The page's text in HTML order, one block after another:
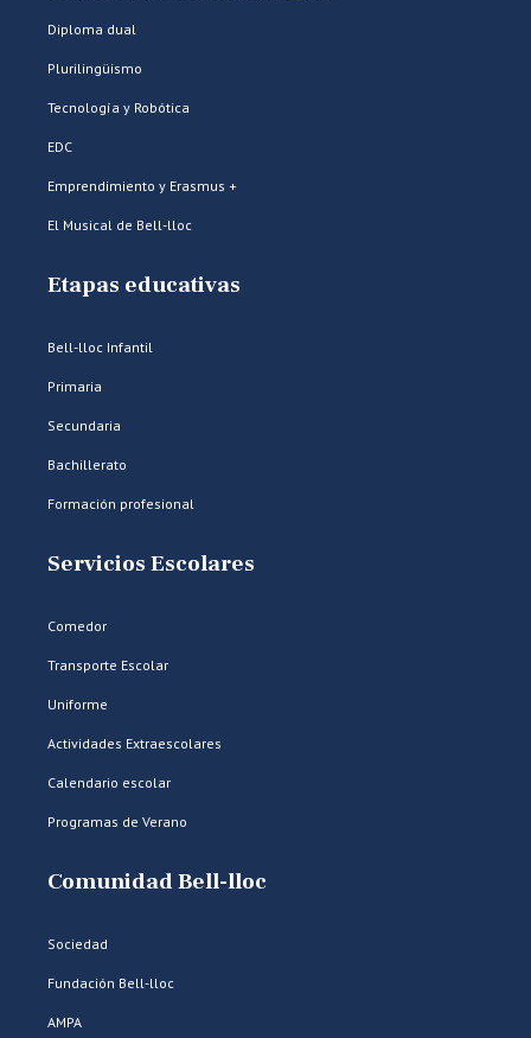
Diploma dual
Plurilingüismo
Tecnología y Robótica
EDC
Emprendimiento y Erasmus +
El Musical de Bell-lloc
Etapas educativas
Bell-lloc Infantil
Primaria
Secundaria
Bachillerato
Formación profesional
Servicios Escolares
Comedor
Transporte Escolar
Uniforme
Actividades Extraescolares
Calendario escolar
Programas de Verano
Comunidad Bell-lloc
Sociedad
Fundación Bell-lloc
AMPA